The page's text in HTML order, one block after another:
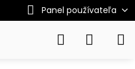
Panel používateľa